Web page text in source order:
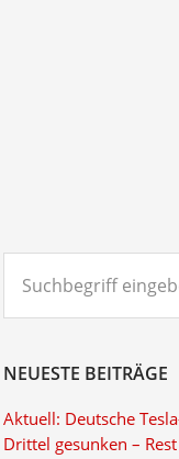
eingeben...
NEUESTE BEITRÄGE
Aktuell: Deutsche
Drittel gesunken –